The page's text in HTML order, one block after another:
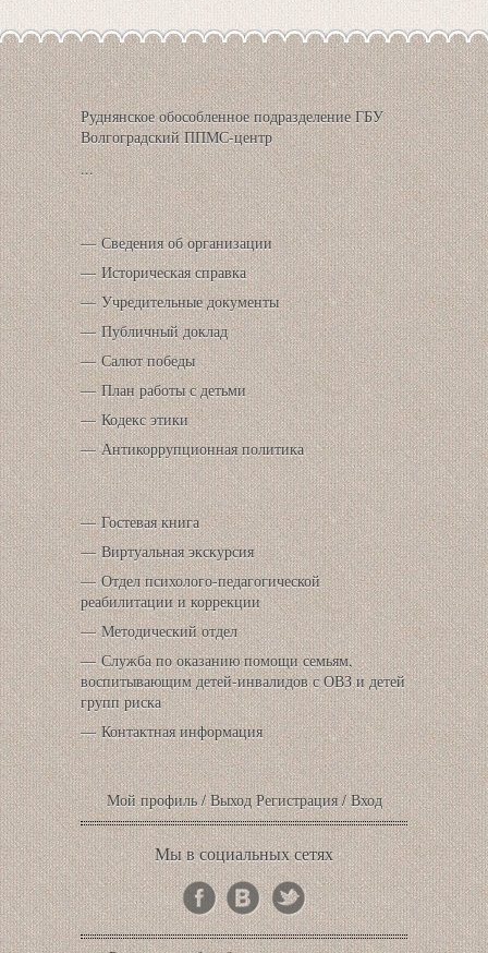
Руднянское обособленное подразделение ГБУ
Волгоградский ППМС-центр
...
Сведения об организации
Историческая справка
Учредительные документы
Публичный доклад
Салют победы
План работы с детьми
Кодекс этики
Антикоррупционная политика
Гостевая книга
Виртуальная экскурсия
Отдел психолого-педагогической
реабилитации и коррекции
Методический отдел
Служба по оказанию помощи семьям,
воспитывающим детей-инвалидов с ОВЗ и детей
групп риска
Контактная информация
Мой профиль/Выход Регистрация/Вход
Мы в социальных сетях